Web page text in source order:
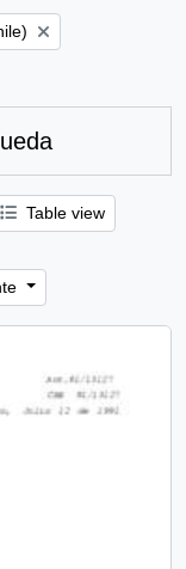
Table view